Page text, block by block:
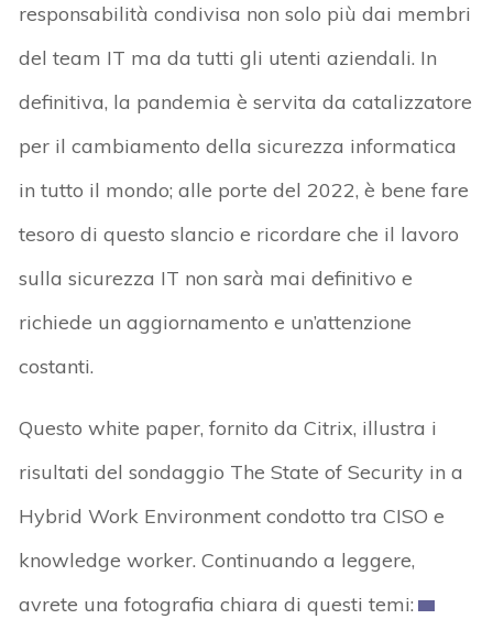
responsabilità condivisa non solo più dai membri
del team IT ma da tutti gli utenti aziendali. In
definitiva, la pandemia è servita da catalizzatore
per il cambiamento della sicurezza informatica
in tutto il mondo; alle porte del 2022, è bene fare
tesoro di questo slancio e ricordare che il lavoro
sulla sicurezza IT non sarà mai definitivo e
richiede un aggiornamento e un’attenzione
costanti.
Questo white paper, fornito da Citrix, illustra i
risultati del sondaggio The State of Security in a
Hybrid Work Environment condotto tra CISO e
knowledge worker. Continuando a leggere,
avrete una fotografia chiara di questi temi: